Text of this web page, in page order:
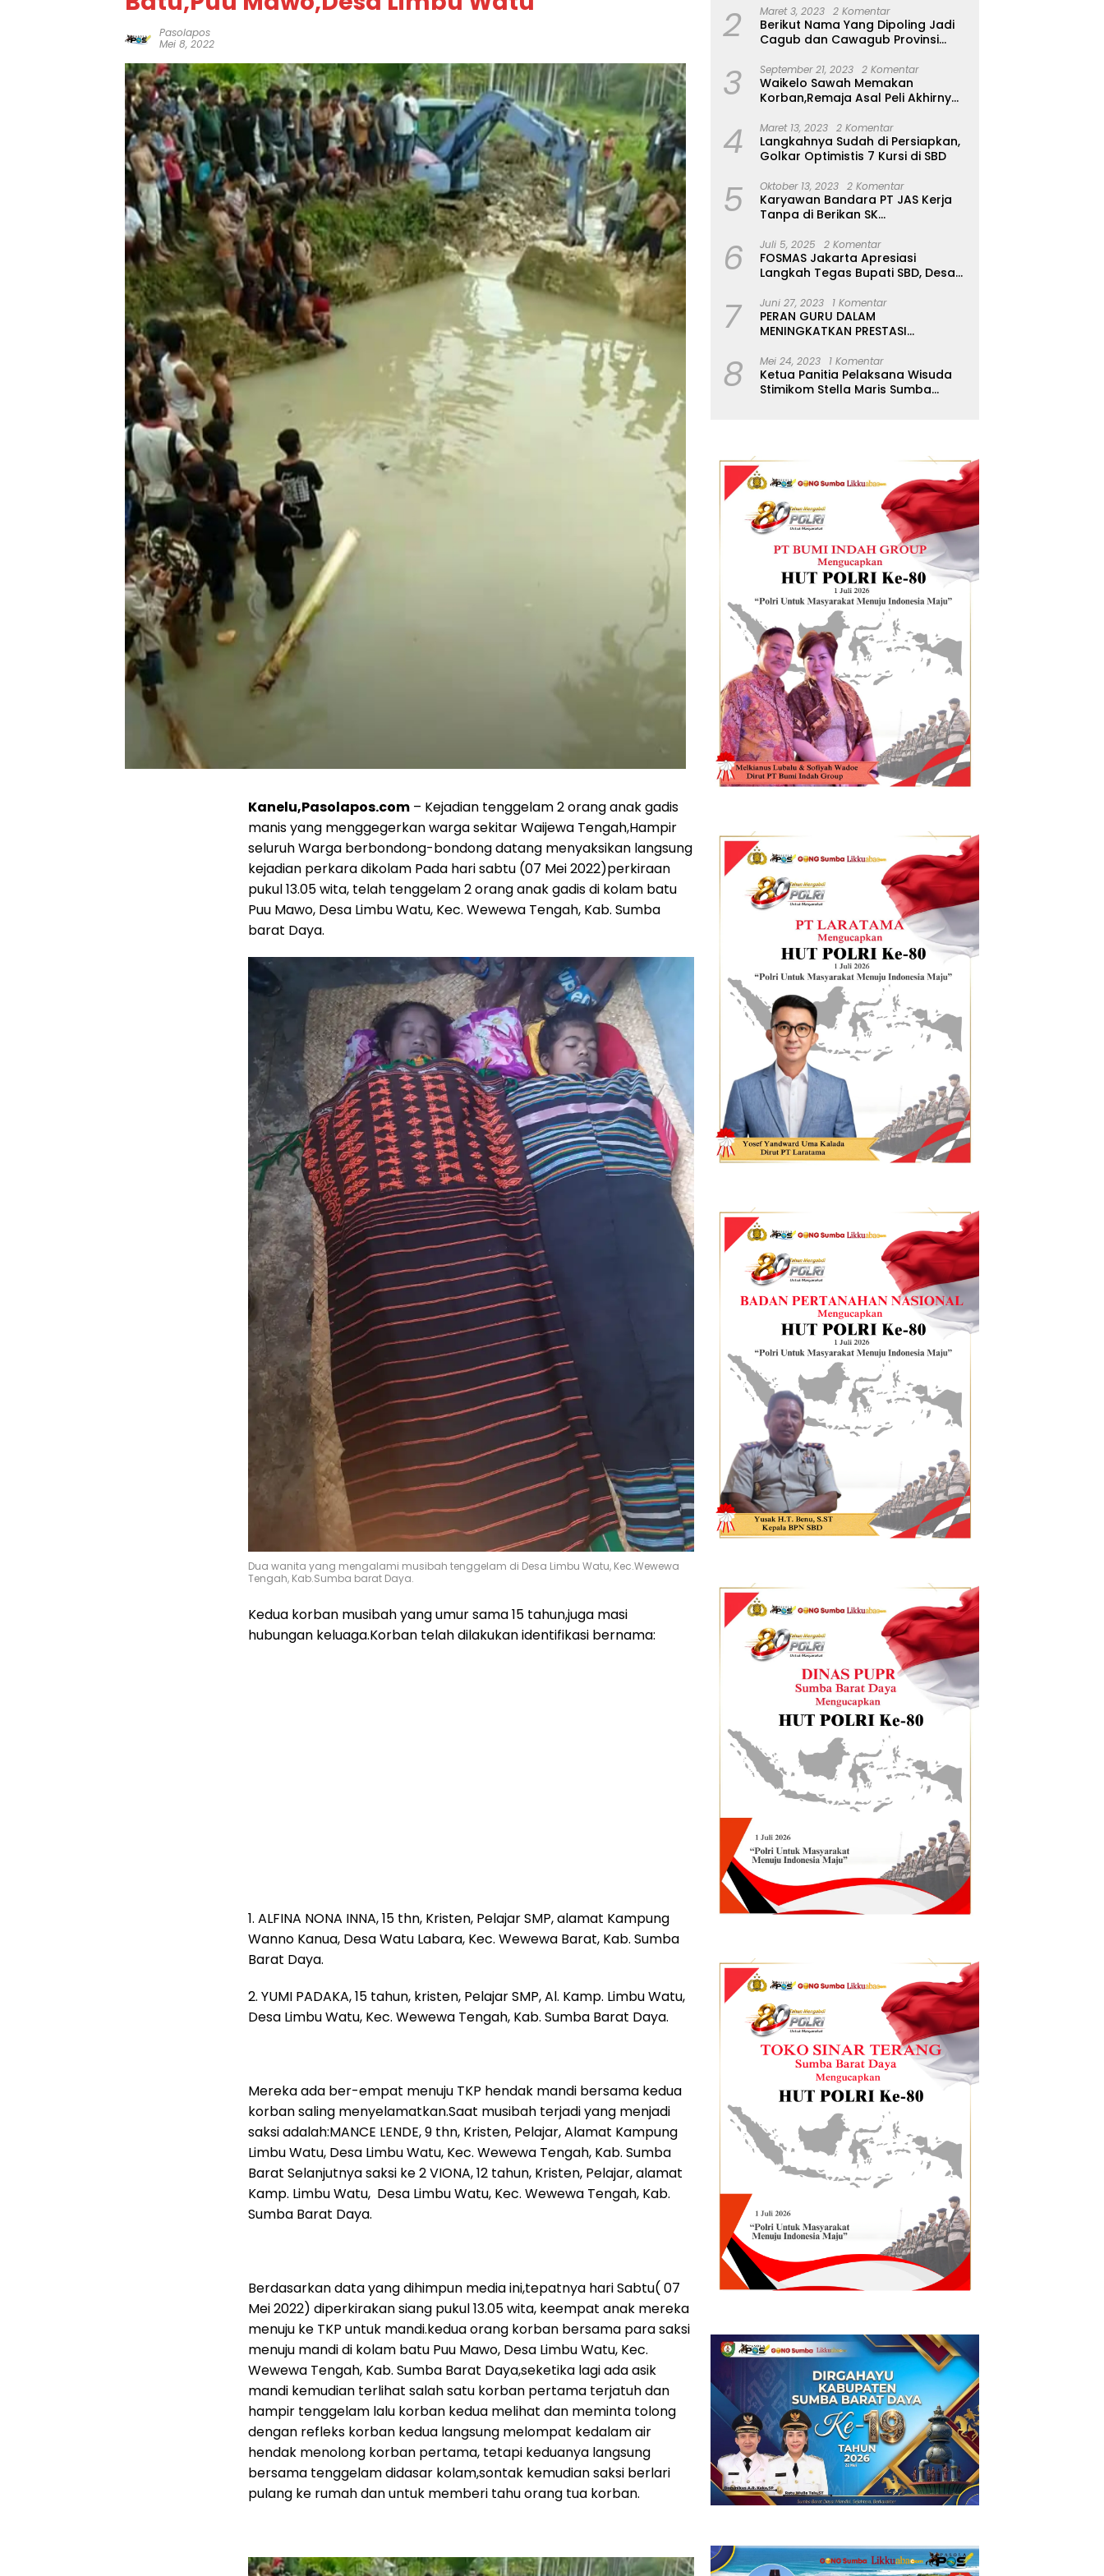
Pasolapos
Mei 8, 2022
Kanelu,Pasolapos.com – Kejadian tenggelam 2 orang anak gadis
manis yang menggegerkan warga sekitar Waijewa Tengah,Hampir
seluruh Warga berbondong-bondong datang menyaksikan langsung
kejadian perkara dikolam Pada hari sabtu (07 Mei 2022)perkiraan
pukul 13.05 wita, telah tenggelam 2 orang anak gadis di kolam batu
Puu Mawo, Desa Limbu Watu, Kec. Wewewa Tengah, Kab. Sumba
barat Daya.
Dua wanita yang mengalami musibah tenggelam di Desa Limbu Watu, Kec.Wewewa
Tengah, Kab.Sumba barat Daya.
Kedua korban musibah yang umur sama 15 tahun,juga masi
hubungan keluaga.Korban telah dilakukan identifikasi bernama:
1. ALFINA NONA INNA, 15 thn, Kristen, Pelajar SMP, alamat Kampung
Wanno Kanua, Desa Watu Labara, Kec. Wewewa Barat, Kab. Sumba
Barat Daya.
2. YUMI PADAKA, 15 tahun, kristen, Pelajar SMP, Al. Kamp. Limbu Watu,
Desa Limbu Watu, Kec. Wewewa Tengah, Kab. Sumba Barat Daya.
Mereka ada ber-empat menuju TKP hendak mandi bersama kedua
korban saling menyelamatkan.Saat musibah terjadi yang menjadi
saksi adalah:MANCE LENDE, 9 thn, Kristen, Pelajar, Alamat Kampung
Limbu Watu, Desa Limbu Watu, Kec. Wewewa Tengah, Kab. Sumba
Barat Selanjutnya saksi ke 2 VIONA, 12 tahun, Kristen, Pelajar, alamat
Kamp. Limbu Watu, Desa Limbu Watu, Kec. Wewewa Tengah, Kab.
Sumba Barat Daya.
Berdasarkan data yang dihimpun media ini,tepatnya hari Sabtu( 07
Mei 2022) diperkirakan siang pukul 13.05 wita, keempat anak mereka
menuju ke TKP untuk mandi.kedua orang korban bersama para saksi
menuju mandi di kolam batu Puu Mawo, Desa Limbu Watu, Kec.
Wewewa Tengah, Kab. Sumba Barat Daya,seketika lagi ada asik
mandi kemudian terlihat salah satu korban pertama terjatuh dan
hampir tenggelam lalu korban kedua melihat dan meminta tolong
dengan refleks korban kedua langsung melompat kedalam air
hendak menolong korban pertama, tetapi keduanya langsung
bersama tenggelam didasar kolam,sontak kemudian saksi berlari
pulang ke rumah dan untuk memberi tahu orang tua korban.
2 Maret 3, 2023 2 Komentar
Berikut Nama Yang Dipoling Jadi
Cagub dan Cawagub Provinsi
3 September 21, 2023 2 Komentar
Waikelo Sawah Memakan
Korban,Remaja Asal Peli Akhirnya
4 Maret 13, 2023 2 Komentar
Langkahnya Sudah di Persiapkan,
Golkar Optimistis 7 Kursi di SBD
5 Oktober 13, 2023 2 Komentar
Karyawan Bandara PT JAS Kerja
Tanpa di Berikan SK
Tangan Tanpa di Bacakan Isinya
6 Juli 5, 2025 2 Komentar
FOSMAS Jakarta Apresiasi
Langkah Tegas Bupati SBD, Desak
7 Juni 27, 2023 1 Komentar
PERAN GURU DALAM
MENINGKATKAN PRESTASI
8 Mei 24, 2023 1 Komentar
Ketua Panitia Pelaksana Wisuda
Stimikom Stella Maris Sumba